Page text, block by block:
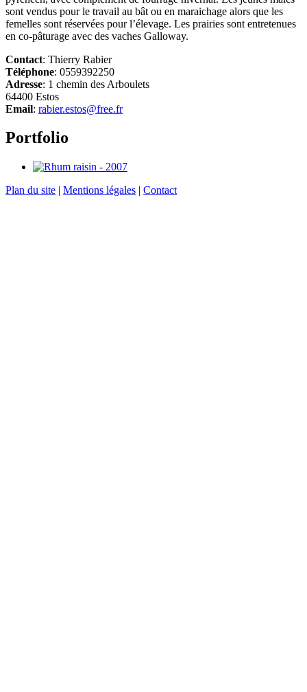
sont vendus pour le travail au bât ou en maraichage alors que les
femelles sont réservées pour l’élevage. Les prairies sont entretenues
en co-pâturage avec des vaches Galloway.
Contact: Thierry Rabier
Téléphone: 0559392250
Adresse: 1 chemin des Arboulets
64400 Estos
Email: rabier.estos@free.fr
Portfolio
Plan du site | Mentions légales | Contact